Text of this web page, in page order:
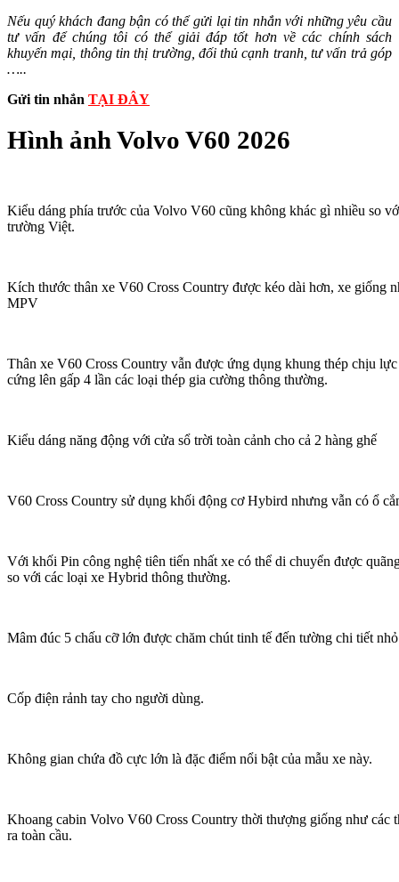
Nếu quý khách đang bận có thể gửi lại tin nhắn với những yêu cầu
tư vấn để chúng tôi có thể giải đáp tốt hơn về các chính sách
khuyến mại, thông tin thị trường, đối thủ cạnh tranh, tư vấn trả góp
…..
Gửi tin nhắn TẠI ĐÂY
Hình ảnh Volvo V60 2026
Kiểu dáng phía trước của Volvo V60 cũng không khác gì nhiều so
trường Việt.
Kích thước thân xe V60 Cross Country được kéo dài hơn, xe giống
MPV
Thân xe V60 Cross Country vẫn được ứng dụng khung thép chịu
cứng lên gấp 4 lần các loại thép gia cường thông thường.
Kiểu dáng năng động với cửa sổ trời toàn cảnh cho cả 2 hàng ghế
V60 Cross Country sử dụng khối động cơ Hybird nhưng vẫn có ổ
Với khối Pin công nghệ tiên tiến nhất xe có thể di chuyển được
so với các loại xe Hybrid thông thường.
Mâm đúc 5 chấu cỡ lớn được chăm chút tinh tế đến tường chi tiết
Cốp điện rảnh tay cho người dùng.
Không gian chứa đồ cực lớn là đặc điểm nổi bật của mẫu xe này.
Khoang cabin Volvo V60 Cross Country thời thượng giống như các
ra toàn cầu.